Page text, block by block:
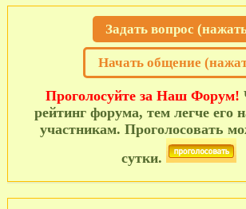
Задать вопрос
Начать общение
Проголосуйте за Наш Форум!
рейтинг форума, тем легче его
участникам. Проголосовать
сутки.